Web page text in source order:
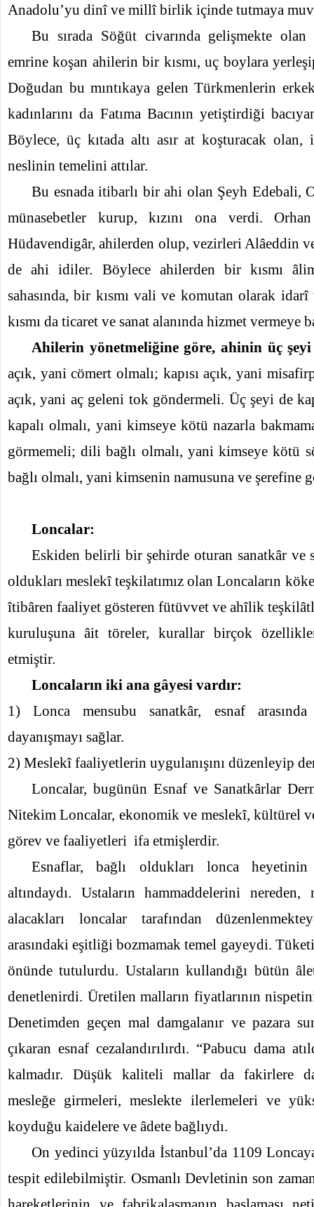
Anadolu’yu dinî ve millî birlik içinde tutmaya
Bu sırada Söğüt civarında gelişmekte
emrine koşan ahilerin bir kısmı, uç boylara
Doğudan bu mıntıkaya gelen Türkmenlerin
kadınlarını da Fatıma Bacının yetiştirdiği
Böylece, üç kıtada altı asır at koşturacak olan,
neslinin temelini attılar.
Bu esnada itibarlı bir ahi olan Şeyh Edebali,
münasebetler kurup, kızını ona verdi.
Hüdavendigâr, ahilerden olup, vezirleri Alâeddin
de ahi idiler. Böylece ahilerden bir kısmı
sahasında, bir kısmı vali ve komutan olarak
kısmı da ticaret ve sanat alanında hizmet vermeye
Ahilerin yönetmeliğine göre, ahinin üç şeyi
açık, yani cömert olmalı; kapısı açık, yani
açık, yani aç geleni tok göndermeli. Üç şeyi de
kapalı olmalı, yani kimseye kötü nazarla
görmemeli; dili bağlı olmalı, yani kimseye kötü
bağlı olmalı, yani kimsenin namusuna ve şerefine
Loncalar:
Eskiden belirli bir şehirde oturan sanatkâr ve
oldukları meslekî teşkilatımız olan Loncaların
îtibâren faaliyet gösteren fütüvvet ve ahîlik
kuruluşuna âit töreler, kurallar birçok
etmiştir.
Loncaların iki ana gâyesi vardır:
1) Lonca mensubu sanatkâr, esnaf
dayanışmayı sağlar.
2) Meslekî faaliyetlerin uygulanışını düzenleyip
Loncalar, bugünün Esnaf ve Sanatkârlar
Nitekim Loncalar, ekonomik ve meslekî, kültürel
görev ve faaliyetleri ifa etmişlerdir.
Esnaflar, bağlı oldukları lonca
altındaydı. Ustaların hammaddelerini
alacakları loncalar tarafından
arasındaki eşitliği bozmamak temel gayeydi.
önünde tutulurdu. Ustaların kullandığı bütün
denetlenirdi. Üretilen malların fiyatlarının
Denetimden geçen mal damgalanır ve pazara
çıkaran esnaf cezalandırılırdı. “Pabucu dama
kalmadır. Düşük kaliteli mallar da fakirlere
mesleğe girmeleri, meslekte ilerlemeleri ve
koyduğu kaidelere ve âdete bağlıydı.
On yedinci yüzyılda İstanbul’da 1109
tespit edilebilmiştir. Osmanlı Devletinin son